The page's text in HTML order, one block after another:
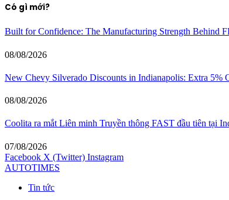
Có gì mới?
Built for Confidence: The Manufacturing Strength Behind
08/08/2026
New Chevy Silverado Discounts in Indianapolis: Extra 5%
08/08/2026
Coolita ra mắt Liên minh Truyền thông FAST đầu tiên tại
07/08/2026
Facebook X (Twitter) Instagram
AUTOTIMES
Tin tức